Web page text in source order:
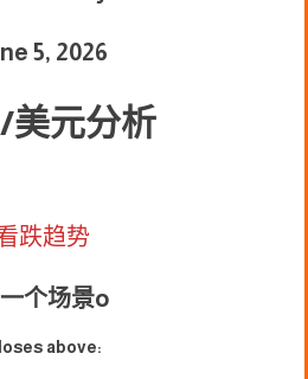
5, 2026
美元分析
跌趋势
个场景o
above: